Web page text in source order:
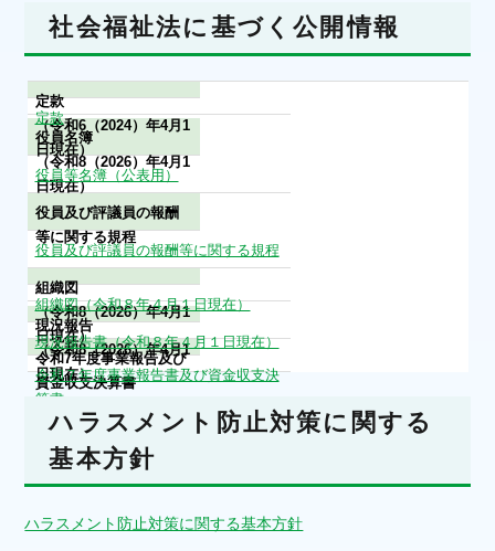
社会福祉法に基づく公開情報
定款
（令和6（2024）年4月1
日現在）
定款
役員名簿
（令和8（2026）年4月1
日現在）
役員等名簿（公表用）
役員及び評議員の報酬
等に関する規程
役員及び評議員の報酬等に関する規程
組織図
（令和8（2026）年4月1
日現在）
組織図（令和８年４月１日現在）
現況報告
（令和8（2026）年4月1
日現在）
現況報告書（令和８年４月１日現在）
令和7年度事業報告及び
資金収支決算書
令和７年度事業報告書及び資金収支決
算書
ハラスメント防止対策に関する
基本方針
ハラスメント防止対策に関する基本方針